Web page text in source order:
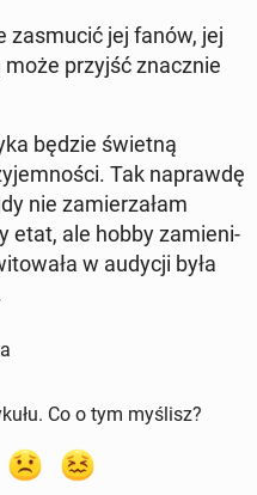
za­smu­cić jej fanów, jej
przyjść znacz­nie
będzie świetną
Tak na­praw­dę
nie za­mie­rza­łam
etat, ale hobby za­mie­ni­
w audycji była
Co o tym myślisz?